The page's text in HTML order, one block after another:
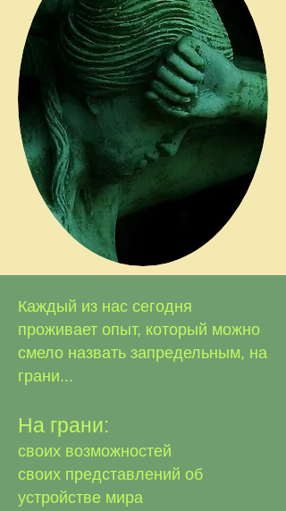
Каждый из нас сегодня
проживает опыт, который можно
смело назвать запредельным, на
грани...
На грани:
своих возможностей
своих представлений об
устройстве мира